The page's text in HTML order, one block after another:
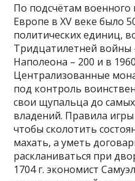
По подсчётам военного
Европе в XV веке было
политических единиц,
Тридцатилетней войны
Наполеона – 200 и в
Централизованные
под контроль
свои щупальца до
владений. Правила
чтобы сколотить
махать, а уметь
раскланиваться при
1704 г. экономист